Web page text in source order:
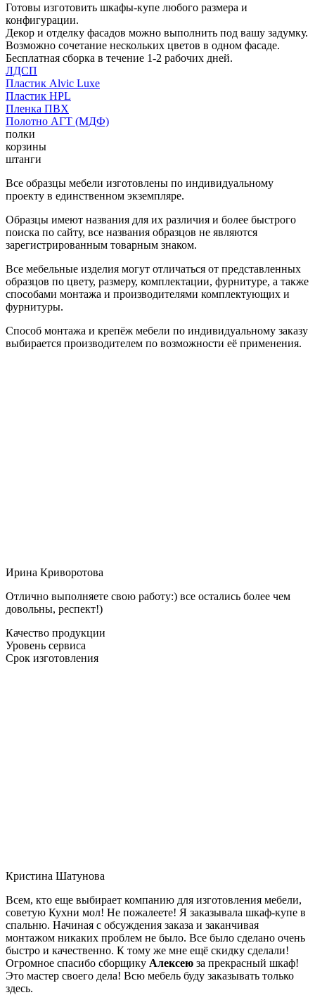
Готовы изготовить шкафы-купе любого размера и
конфигурации.
Декор и отделку фасадов можно выполнить под вашу задумку.
Возможно сочетание нескольких цветов в одном фасаде.
Бесплатная сборка в течение 1-2 рабочих дней.
ЛДСП
Пластик Alvic Luxe
Пластик HPL
Пленка ПВХ
Полотно АГТ (МДФ)
полки
корзины
штанги
Все образцы мебели изготовлены по индивидуальному
проекту в единственном экземпляре.
Образцы имеют названия для их различия и более быстрого
поиска по сайту, все названия образцов не являются
зарегистрированным товарным знаком.
Все мебельные изделия могут отличаться от представленных
образцов по цвету, размеру, комплектации, фурнитуре, а также
способами монтажа и производителями комплектующих и
фурнитуры.
Способ монтажа и крепёж мебели по индивидуальному заказу
выбирается производителем по возможности её применения.
Ирина Криворотова
Отлично выполняете свою работу:) все остались более чем
довольны, респект!)
Качество продукции
Уровень сервиса
Срок изготовления
Кристина Шатунова
Всем, кто еще выбирает компанию для изготовления мебели,
советую Кухни мол! Не пожалеете! Я заказывала шкаф-купе в
спальню. Начиная с обсуждения заказа и заканчивая
монтажом никаких проблем не было. Все было сделано очень
быстро и качественно. К тому же мне ещё скидку сделали!
Огромное спасибо сборщику Алексею за прекрасный шкаф!
Это мастер своего дела! Всю мебель буду заказывать только
здесь.